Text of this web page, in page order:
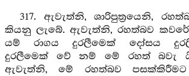
317. ඇවැත්නි, ශාරිපුත්‍රයෙනි,
කියනු ලැබේ. ඇවැත්නි, රහත්බව කවරේ
යම් රාගය දුරලීමෙක් දෝසය
දුරලීමෙක් වේ නම් මේ රහත් බවැ
ඇවැත්නි, මේ රහත්බව